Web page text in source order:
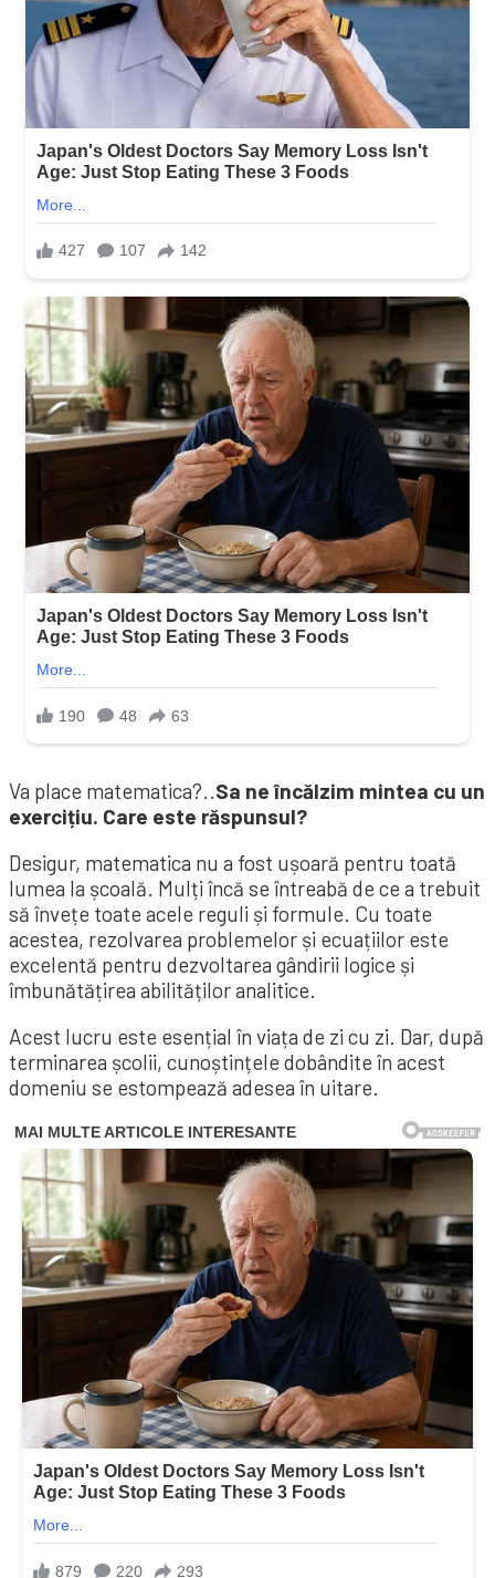
Va place matematica?..Sa ne încălzim mintea cu un
exercițiu. Care este răspunsul?
Desigur, matematica nu a fost ușoară pentru toată
lumea la școală. Mulți încă se întreabă de ce a trebuit
să învețe toate acele reguli și formule. Cu toate
acestea, rezolvarea problemelor și ecuațiilor este
excelentă pentru dezvoltarea gândirii logice și
îmbunătățirea abilităților analitice.
Acest lucru este esențial în viața de zi cu zi. Dar, după
terminarea școlii, cunoștințele dobândite în acest
domeniu se estompează adesea în uitare.